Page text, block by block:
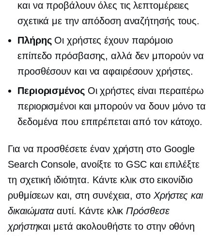
και να προβάλουν όλες τις λεπτομέρειες
σχετικά με την απόδοση αναζήτησής τους.
ΠλήρηςΟι χρήστες έχουν παρόμοιο
επίπεδο πρόσβασης, αλλά δεν μπορούν να
προσθέσουν και να αφαιρέσουν χρήστες.
ΠεριορισμένοςΟι χρήστες είναι περαιτέρω
περιορισμένοι και μπορούν να δουν μόνο τα
δεδομένα που επιτρέπεται από τον κάτοχο.
Για να προσθέσετε έναν χρήστη στο Google
Search Console, ανοίξτε το GSC και επιλέξτε
τη σχετική ιδιότητα. Κάντε κλικ στο εικονίδιο
ρυθμίσεων και, στη συνέχεια, στο Χρήστες και
δικαιώματααυτί. Κάντε κλικΠρόσθεσε
χρήστηκαι μετά ακολουθήστε τοστην οθόνη